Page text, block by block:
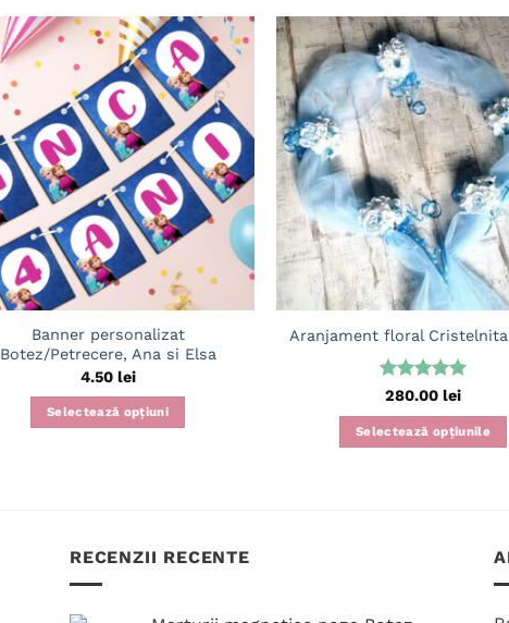
Adaugă
în
wishlist
Banner personalizat
Botez/Petrecere, Ana si Elsa
4.50 lei
Selectează opțiuni
Aranjament floral
Evaluat la
280.00 lei
Selectează opțiunile
RECENZII RECENTE